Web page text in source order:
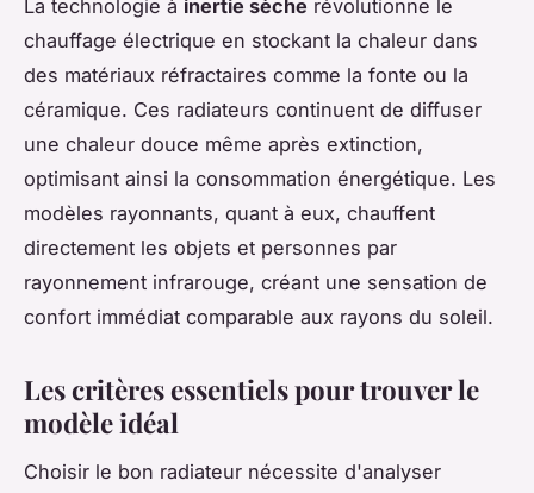
La technologie à inertie sèche révolutionne le
chauffage électrique en stockant la chaleur dans
des matériaux réfractaires comme la fonte ou la
céramique. Ces radiateurs continuent de diffuser
une chaleur douce même après extinction,
optimisant ainsi la consommation énergétique. Les
modèles rayonnants, quant à eux, chauffent
directement les objets et personnes par
rayonnement infrarouge, créant une sensation de
confort immédiat comparable aux rayons du soleil.
Les critères essentiels pour trouver le
modèle idéal
Choisir le bon radiateur nécessite d'analyser